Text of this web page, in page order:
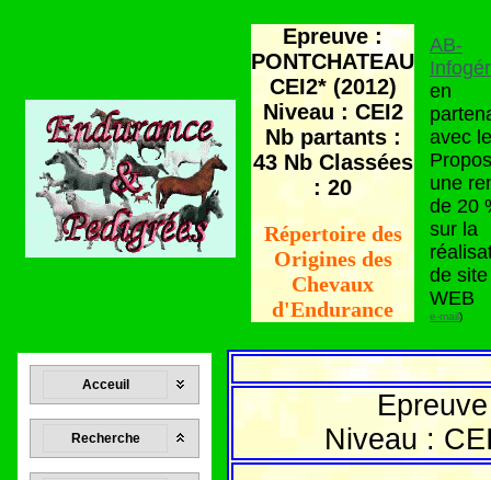
Epreuve :
PONTCHATEAU
CEI2* (2012)
Niveau : CEI2
Nb partants :
43 Nb Classées
: 20
Répertoire des
Origines des
Chevaux
d'Endurance
AB-
en
avec
une
de 20
sur la
de site
WEB
e-mail)
Acceuil
Recherche
Niveau :